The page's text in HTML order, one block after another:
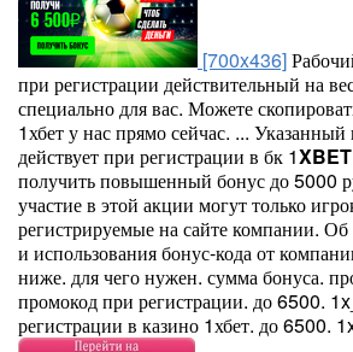
[700x436]
при регистрации действительный на
специально для вас. Можете
1хбет у нас прямо сейчас. ...
действует при регистрации в бк 1XBET
получить повышенный бонус до 5000
участие в этой акции могут только
регистрируемые на сайте компании.
и использования бонус-кода от
ниже. для чего нужен. сумма бонуса.
промокод при регистрации. до 6500.
регистрации в казино 1хбет. до 6500.